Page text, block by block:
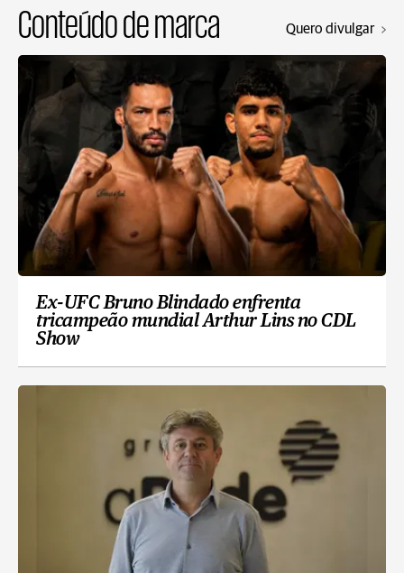
Conteúdo de marca Quero divulgar
Ex-UFC Bruno Blindado enfrenta
tricampeão mundial Arthur Lins no CDL
Show